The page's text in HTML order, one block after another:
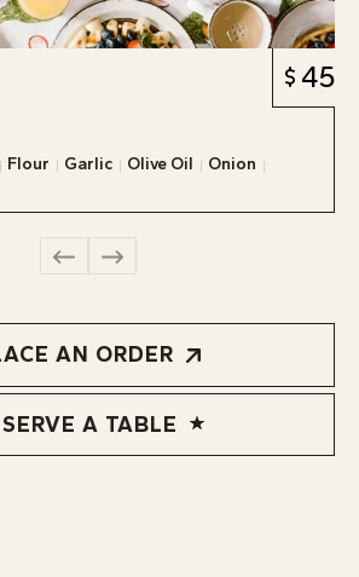
45
Flour Garlic Olive Oil
Onion
AN ORDER
A TABLE